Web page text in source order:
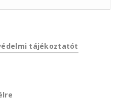
tájékoztatót